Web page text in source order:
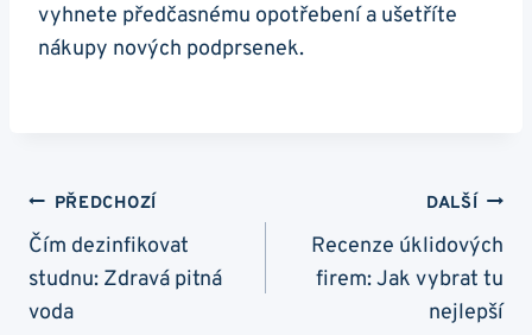
vyhnete předčasnému opotřebení a ušetříte
nákupy nových podprsenek.
Navigace
Pro
Příspěvek
PŘEDCHOZÍ
Čím dezinfikovat
studnu: Zdravá pitná
voda
DALŠÍ
Recenze úklidových
firem: Jak vybrat tu
nejlepší